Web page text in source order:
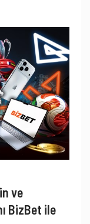
ve
BizBet ile